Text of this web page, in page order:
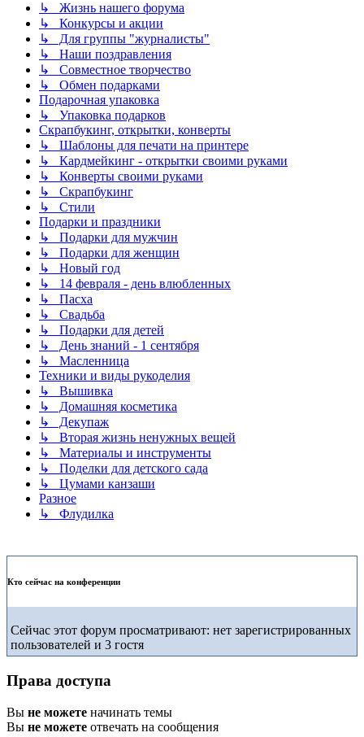
↳ Жизнь нашего форума
↳ Конкурсы и акции
↳ Для группы "журналисты"
↳ Наши поздравления
↳ Совместное творчество
↳ Обмен подарками
Подарочная упаковка
↳ Упаковка подарков
Скрапбукинг, открытки, конверты
↳ Шаблоны для печати на принтере
↳ Кардмейкинг - открытки своими руками
↳ Конверты своими руками
↳ Скрапбукинг
↳ Стили
Подарки и праздники
↳ Подарки для мужчин
↳ Подарки для женщин
↳ Новый год
↳ 14 февраля - день влюбленных
↳ Пасха
↳ Свадьба
↳ Подарки для детей
↳ День знаний - 1 сентября
↳ Масленница
Техники и виды рукоделия
↳ Вышивка
↳ Домашняя косметика
↳ Декупаж
↳ Вторая жизнь ненужных вещей
↳ Материалы и инструменты
↳ Поделки для детского сада
↳ Цумами канзаши
Разное
↳ Флудилка
Кто сейчас на конференции
Сейчас этот форум просматривают: нет зарегистрированных
пользователей и 3 гостя
Права доступа
Вы не можете начинать темы
Вы не можете отвечать на сообщения